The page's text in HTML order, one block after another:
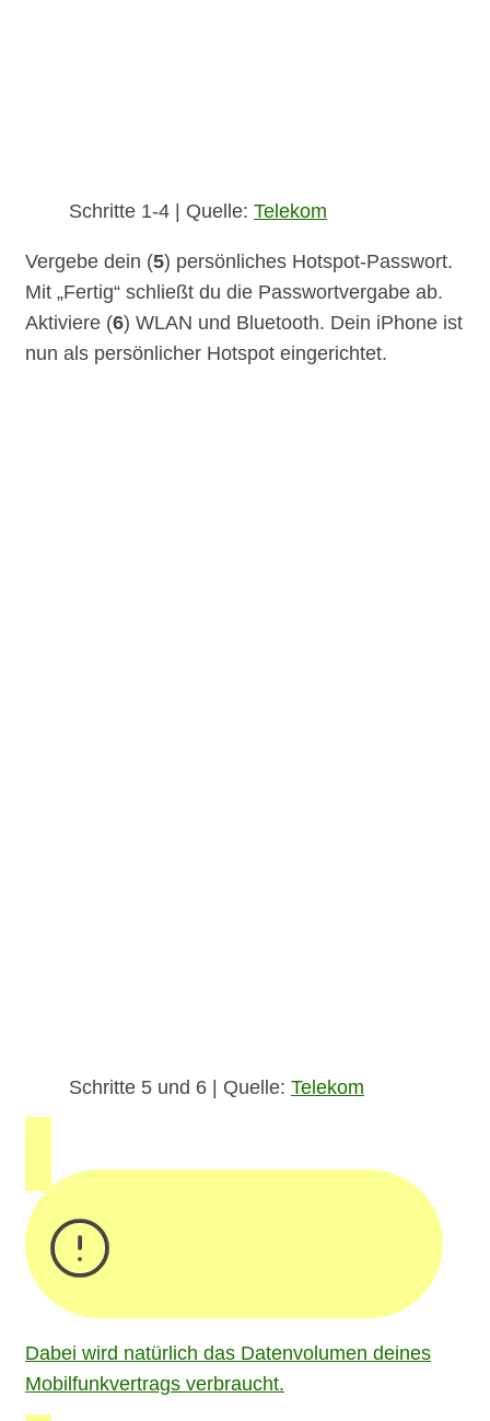
Schritte 1-4 | Quelle: Telekom
Vergebe dein (5) persönliches Hotspot-Passwort.
Mit „Fertig“ schließt du die Passwortvergabe ab.
Aktiviere (6) WLAN und Bluetooth. Dein iPhone ist
nun als persönlicher Hotspot eingerichtet.
Schritte 5 und 6 | Quelle: Telekom
Dabei wird natürlich das Datenvolumen deines
Mobilfunkvertrags verbraucht.